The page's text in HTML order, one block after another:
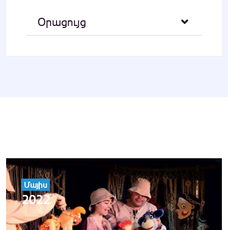
Մայիս
2022